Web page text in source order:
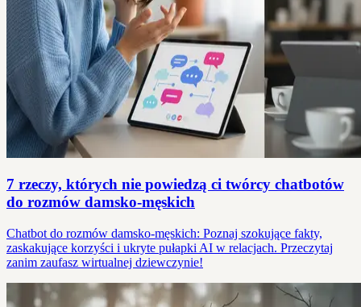
7 rzeczy, których nie powiedzą ci twórcy chatbotów
do rozmów damsko-męskich
Chatbot do rozmów damsko-męskich: Poznaj szokujące fakty,
zaskakujące korzyści i ukryte pułapki AI w relacjach. Przeczytaj
zanim zaufasz wirtualnej dziewczynie!